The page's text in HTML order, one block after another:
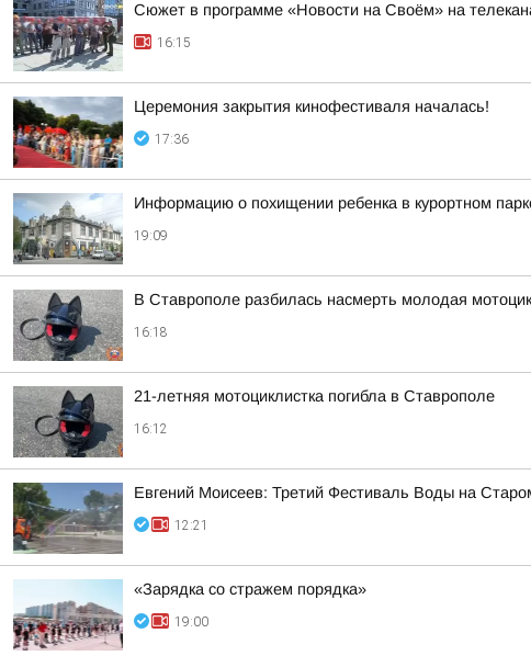
Сюжет в программе «Новости на Своём» на
16:15
Церемония закрытия кинофестиваля началась!
17:36
Информацию о похищении ребенка в курортном
19:09
В Ставрополе разбилась насмерть молодая
16:18
21-летняя мотоциклистка погибла в Ставрополе
16:12
Евгений Моисеев: Третий Фестиваль Воды на
12:21
«Зарядка со стражем порядка»
19:00